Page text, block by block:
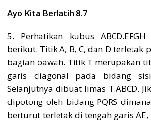
Ayo Kita Berlatih 8.7
5. Perhatikan kubus
berikut. Titik A, B, C, dan D terletak
bagian bawah. Titik T merupakan
garis diagonal pada bidang
Selanjutnya dibuat limas T.ABCD.
dipotong oleh bidang PQRS
berturut terletak di tengah garis AE,